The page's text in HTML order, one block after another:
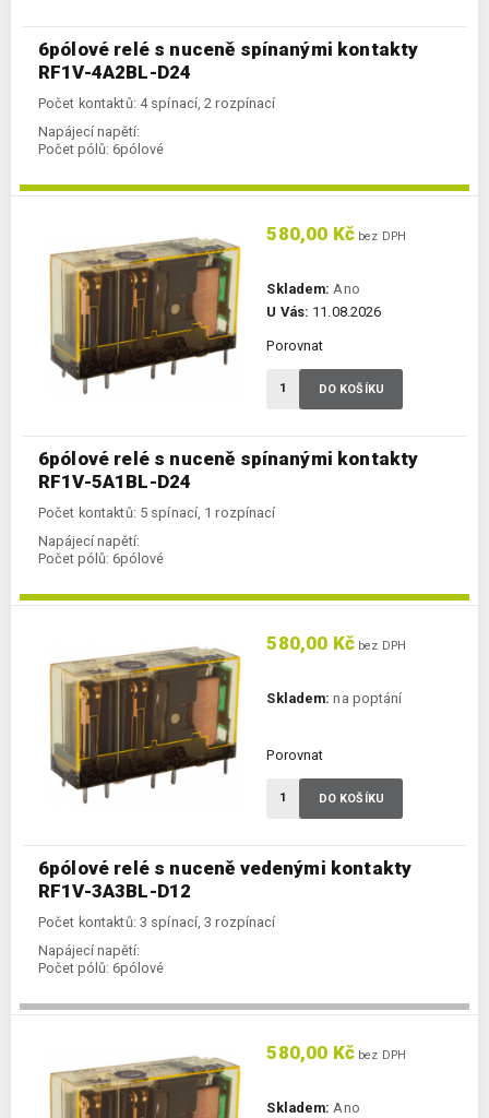
6pólové relé s nuceně spínanými kontakty
RF1V-4A2BL-D24
Počet kontaktů: 4 spínací, 2 rozpínací
Napájecí napětí:
Počet pólů: 6pólové
6pólové relé s nuceně spínanými kontakty
RF1V-5A1BL-D24
Počet kontaktů: 5 spínací, 1 rozpínací
Napájecí napětí:
Počet pólů: 6pólové
580,00 Kč bez DPH
Skladem: Ano
U Vás: 11.08.2026
Porovnat
DO KOŠÍKU
6pólové relé s nuceně vedenými kontakty
RF1V-3A3BL-D12
Počet kontaktů: 3 spínací, 3 rozpínací
Napájecí napětí:
Počet pólů: 6pólové
580,00 Kč bez DPH
Skladem: na poptání
Porovnat
DO KOŠÍKU
580,00 Kč bez DPH
Skladem: Ano